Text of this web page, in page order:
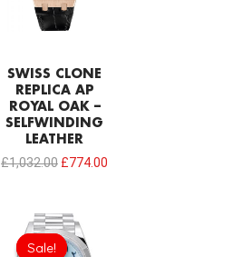
SWISS CLONE
REPLICA AP
ROYAL OAK –
SELFWINDING
LEATHER
£1,032.00 £774.00
Sale!
Sale!
Original
price
was: